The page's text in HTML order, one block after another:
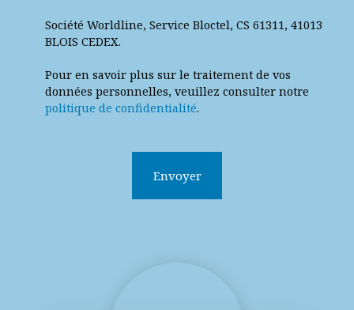
Société Worldline, Service Bloctel, CS 61311, 41013
BLOIS CEDEX.
Pour en savoir plus sur le traitement de vos
données personnelles, veuillez consulter notre
politique de confidentialité.
Envoyer